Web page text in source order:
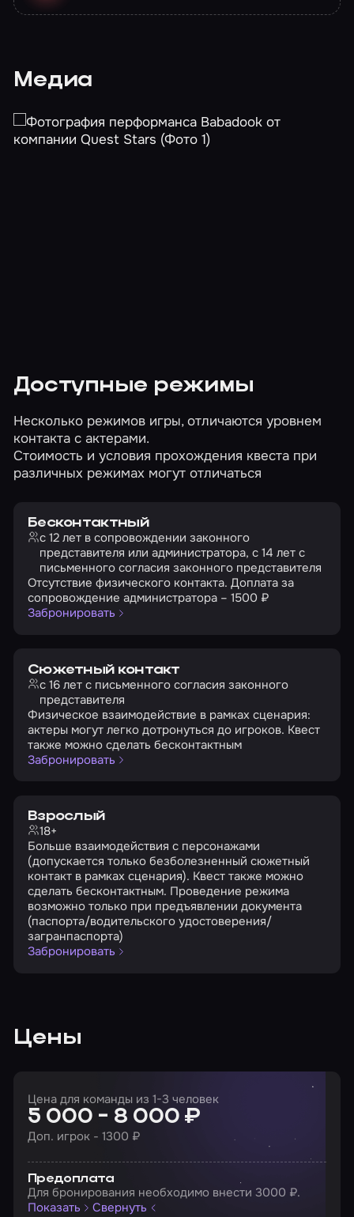
Медиа
Доступные режимы
Несколько режимов игры, отличаются уровнем
контакта с актерами.
Стоимость и условия прохождения квеста при
различных режимах могут отличаться
Бесконтактный
с 12 лет в сопровождении законного
представителя или администратора, с 14 лет с
письменного согласия законного представителя
Отсутствие физического контакта. Доплата за
сопровождение администратора – 1500 ₽
Забронировать
Сюжетный контакт
с 16 лет с письменного согласия законного
представителя
Физическое взаимодействие в рамках сценария:
актеры могут легко дотронуться до игроков. Квест
также можно сделать бесконтактным
Забронировать
Взрослый
18+
Больше взаимодействия с персонажами
(допускается только безболезненный сюжетный
контакт в рамках сценария). Квест также можно
сделать бесконтактным. Проведение режима
возможно только при предъявлении документа
(паспорта/водительского удостоверения/
загранпаспорта)
Забронировать
Цены
Цена для команды из 1-3 человек
5 000 - 8 000 ₽
Доп. игрок - 1300 ₽
Предоплата
Для бронирования необходимо внести 3000 ₽.
Показать
Свернуть